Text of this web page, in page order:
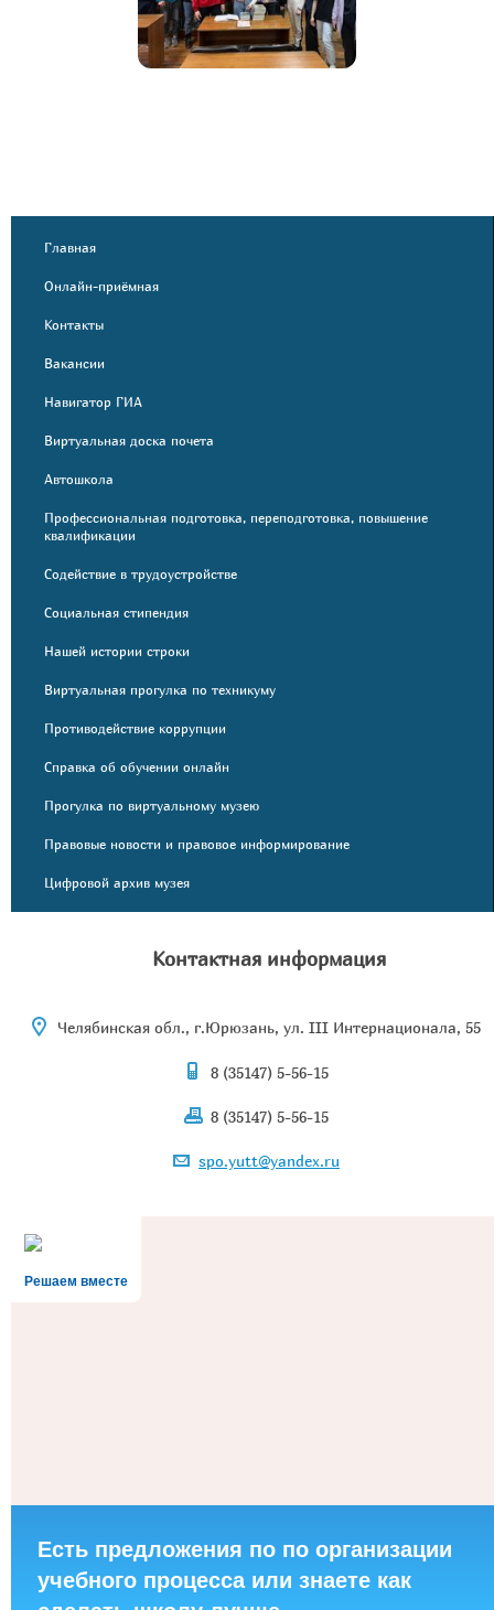
Главная
Онлайн-приёмная
Контакты
Вакансии
Навигатор ГИА
Виртуальная доска почета
Автошкола
Профессиональная подготовка, переподготовка, повышение
квалификации
Содействие в трудоустройстве
Социальная стипендия
Нашей истории строки
Виртуальная прогулка по техникуму
Противодействие коррупции
Справка об обучении онлайн
Прогулка по виртуальному музею
Правовые новости и правовое информирование
Цифровой архив музея
Контактная информация
Челябинская обл., г.Юрюзань, ул. III Интернационала, 55
8 (35147) 5-56-15
8 (35147) 5-56-15
spo.yutt@yandex.ru
Решаем вместе
Есть предложения по по организации
учебного процесса или знаете как